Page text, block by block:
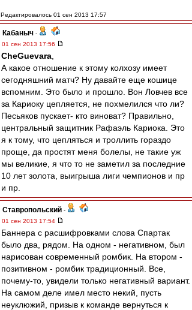
Редактировалось 01 сен 2013 17:57
Кабаныч -
01 сен 2013 17:56
CheGuevara
А какое отношение к этому колхозу имеет
сегодняшний матч? Ну давайте еще кошице
вспомним. Это было и прошло. Вон Ловчев все
за Кариоку цепляется, не похмелился что ли?
Песьяков пускает- кто виноват? Правильно,
центральный защитник Рафаэль Кариока. Это
я к тому, что цепляться и троллить гораздо
проще, да простят меня болелы, не такие уж
мы великие, я что то не заметил за последние
10 лет золота, выигрыша лиги чемпионов и пр
и пр.
Ставропольский -
01 сен 2013 17:54
Баннера с расшифровками слова Спартак
было два, рядом. На одном - негативном, был
нарисован современный ромбик. На втором -
позитивном - ромбик традиционный. Все,
почему-то, увидели только негативный вариант.
На самом деле имел место некий, пусть
неуклюжий, призыв к команде вернуться к